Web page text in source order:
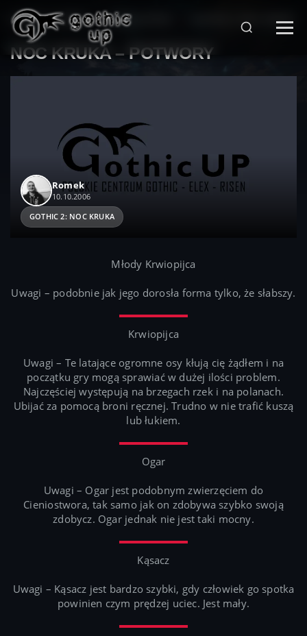
STRONA GŁÓWNA > SERIA GOTHIC
>
NOC KRUKA – POTWORY
Romek
10.10.2006
GOTHIC 2: NOC KRUKA
Młody Krwiopijca
Uwagi – podobnie jak jego dorosła forma tylko, że słabszy.
Krwiopijca
Uwagi – Te latające ogromne osy kłują cię żądłem i na
początku gry mogą sprawiać w dużej ilości problem.
Najczęściej występują na brzegach rzek i na polanach.
Ubijać za pomocą broni ręcznej. Trudno w nie trafić kuszą
lub łukiem.
Ogar
Uwagi – Ogar jest podobnym zwierzęciem do
Cieniostwora, tak samo jak on zdobywa szybko swoją
zdobycz. Ogar jednak nie jest taki mocny.
Kąsacz
Uwagi – Kąsacz jest bardzo szybki, gdy człowiek go spotka
powinien czym prędzej uciec. Jest mały.